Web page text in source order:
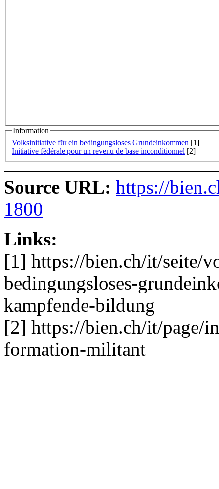
Information
Volksinitiative für ein bedingungsloses Grundeinkommen [1]
Initiative fédérale pour un revenu de base inconditionnel [2]
Source URL: https://
1800
Links:
[1] https://bien.ch/it/seite/
bedingungsloses-
kampfende-bildung
[2] https://bien.ch/it/page/
formation-militant